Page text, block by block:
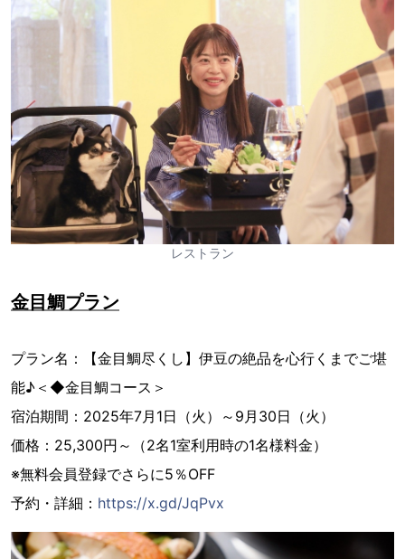
レストラン
金目鯛プラン
プラン名：【金目鯛尽くし】伊豆の絶品を心行くまでご堪
能♪＜◆金目鯛コース＞
宿泊期間：2025年7月1日（火）～9月30日（火）
価格：25,300円～（2名1室利用時の1名様料金）
※無料会員登録でさらに5％OFF
予約・詳細： https://x.gd/JqPvx